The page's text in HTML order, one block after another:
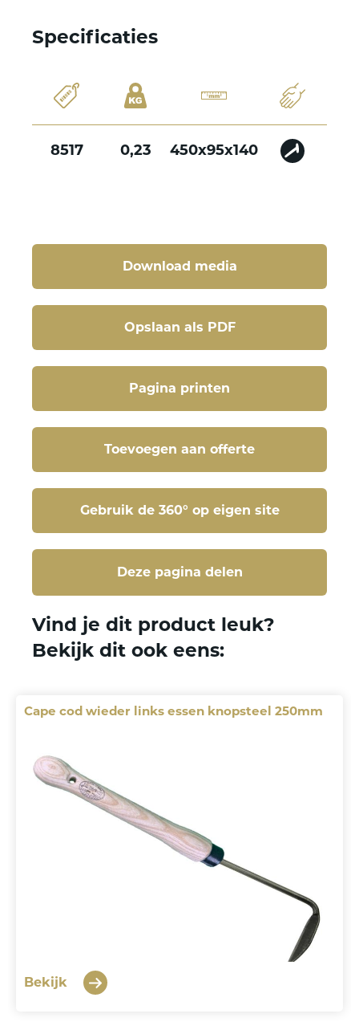
Download media
Opslaan als PDF
Pagina printen
Toevoegen aan offerte
Gebruik de 360° op eigen site
Deze pagina delen
Deze pagina delen
Specificaties
8517 0,23 450x95x140
Vind je dit product leuk?
Bekijk dit ook eens:
Cape cod wieder links essen knopsteel 250mm
Bekijk